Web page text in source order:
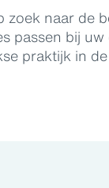
naar de
passen bij
praktijk in